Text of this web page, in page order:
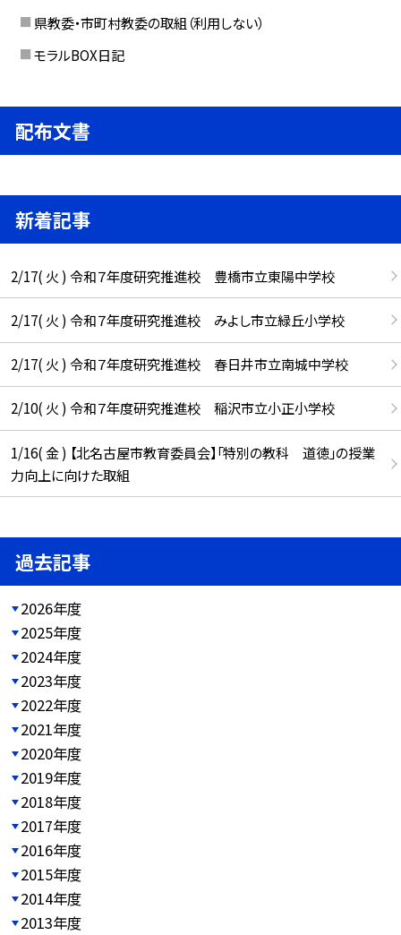
県教委・市町村教委の取組（利用しない）
モラルBOX日記
配布文書
新着記事
2/17( 火 ) 令和７年度研究推進校 豊橋市立東陽中学校
2/17( 火 ) 令和７年度研究推進校 みよし市立緑丘小学校
2/17( 火 ) 令和７年度研究推進校 春日井市立南城中学校
2/10( 火 ) 令和７年度研究推進校 稲沢市立小正小学校
1/16( 金 ) 【北名古屋市教育委員会】「特別の教科 道徳」の授業
力向上に向けた取組
過去記事
2026年度
2025年度
2024年度
2023年度
2022年度
2021年度
2020年度
2019年度
2018年度
2017年度
2016年度
2015年度
2014年度
2013年度